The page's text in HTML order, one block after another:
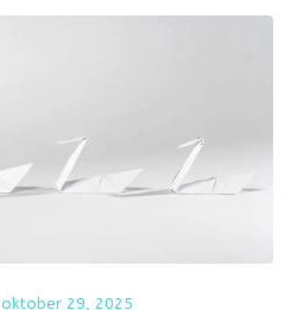
oktober 29, 2025